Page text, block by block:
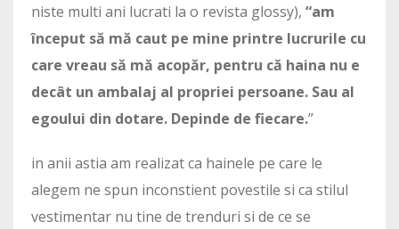
niste multi ani lucrati la o revista glossy), “am
început să mă caut pe mine printre lucrurile cu
care vreau să mă acopăr, pentru că haina nu e
decât un ambalaj al propriei persoane. Sau al
egoului din dotare. Depinde de fiecare.”
in anii astia am realizat ca hainele pe care le
alegem ne spun inconstient povestile si ca stilul
vestimentar nu tine de trenduri si de ce se